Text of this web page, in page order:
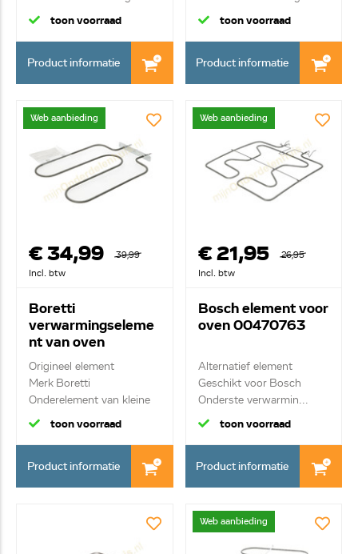
toon voorraad
Product informatie
ove...
toon voorraad
Product informatie
Web aanbieding
€ 34,99
39,99
Incl. btw
Boretti
verwarmingseleme
nt van oven
A45888
Origineel element
Merk Boretti
Onderelement van kleine
ove...
toon voorraad
Product informatie
Web aanbieding
€ 21,95
26,95
Incl. btw
Bosch element voor
oven 00470763
Alternatief element
Geschikt voor Bosch
Onderste verwarmin...
toon voorraad
Product informatie
Web aanbieding